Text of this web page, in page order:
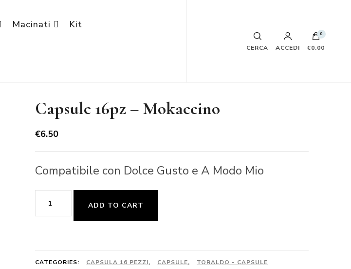
Macinati Kit
CERCA ACCEDI
0
€0.00
Capsule 16pz – Mokaccino
€6.50
Compatibile con Dolce Gusto e A Modo Mio
Capsule
16pz
quantity
ADD TO CART
CATEGORIES: CAPSULA 16 PEZZI, CAPSULE, TORALDO - CAPSULE